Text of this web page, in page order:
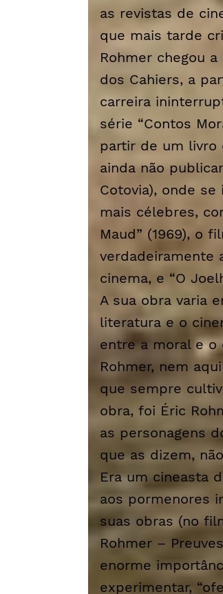
as revistas de
que mais tarde
Rohmer chegou
dos Cahiers, a
carreira
série “Contos
partir de um livro
ainda não
Cotovia), onde
mais célebres,
Maud” (1969), o
verdadeiramente
cinema, e “O
A sua obra varia
literatura e o
entre a moral e o
Rohmer, nem
que sempre
obra, foi Éric
as personagens
que as dizem,
Era um cineasta
aos pormenores
suas obras (no
Rohmer –
enorme
experimentar,